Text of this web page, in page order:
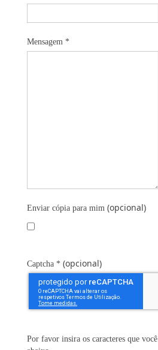
Mensagem *
Enviar cópia para mim (opcional)
Captcha * (opcional)
Por favor insira os caracteres que